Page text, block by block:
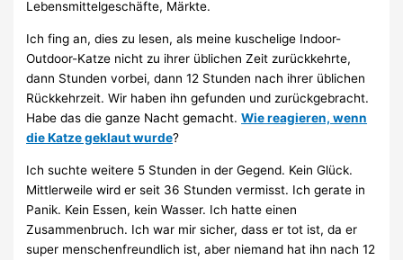
Lebensmittelgeschäfte, Märkte.
Ich fing an, dies zu lesen, als meine kuschelige Indoor-
Outdoor-Katze nicht zu ihrer üblichen Zeit zurückkehrte,
dann Stunden vorbei, dann 12 Stunden nach ihrer üblichen
Rückkehrzeit. Wir haben ihn gefunden und zurückgebracht.
Habe das die ganze Nacht gemacht.Wie reagieren, wenn
die Katze geklaut wurde?
Ich suchte weitere 5 Stunden in der Gegend. Kein Glück.
Mittlerweile wird er seit 36 ​​Stunden vermisst. Ich gerate in
Panik. Kein Essen, kein Wasser. Ich hatte einen
Zusammenbruch. Ich war mir sicher, dass er tot ist, da er
super menschenfreundlich ist, aber niemand hat ihn nach 12